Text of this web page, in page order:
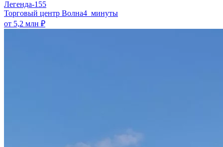
Легенда-155
​Торговый центр Волна4 минуты
от 5,2 млн ₽